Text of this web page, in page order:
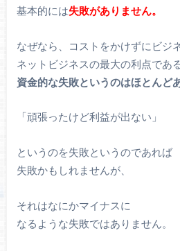
基本的には失敗がありません。
なぜなら、コストをかけずにビジ
ネットビジネスの最大の利点であ
資金的な失敗というのはほとんど
「頑張ったけど利益が出ない」
というのを失敗というのであれば
失敗かもしれませんが、
それはなにかマイナスに
なるような失敗ではありません。